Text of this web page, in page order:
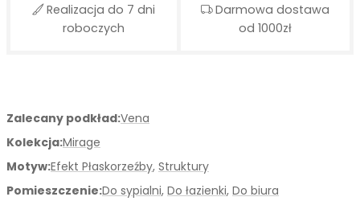
Zalecany podkład:Vena
Kolekcja:Mirage
Motyw:Efekt Płaskorzeźby, Struktury
Pomieszczenie:Do sypialni, Do łazienki, Do biura
Realizacja do 7 dni
roboczych
Darmowa dostawa
od 1000zł